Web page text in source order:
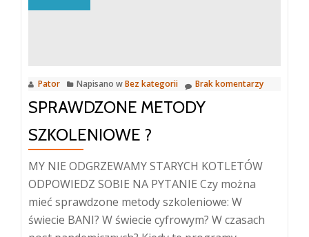
Pator Napisano wBez kategorii Brak komentarzy
SPRAWDZONE METODY
SZKOLENIOWE ?
MY NIE ODGRZEWAMY STARYCH KOTLETÓW
ODPOWIEDZ SOBIE NA PYTANIE Czy można
mieć sprawdzone metody szkoleniowe: W
świecie BANI? W świecie cyfrowym? W czasach